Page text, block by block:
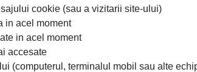
cookie (sau a vizitarii site-ului)
in acel moment
in acel moment
accesate
(computerul, terminalul mobil sau alte